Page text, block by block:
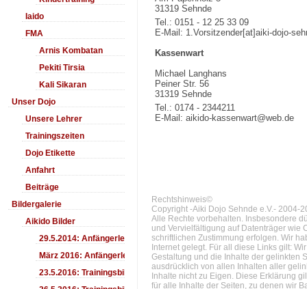
31319 Sehnde
Tel.: 0151 - 12 25 33 09
E-Mail: 1.Vorsitzender[at]aiki-dojo-
Kassenwart
Michael Langhans
Peiner Str. 56
31319 Sehnde
Tel.: 0174 - 2344211
E-Mail: aikido-kassenwart@web.de
Rechtshinweis©
Copyright -Aiki Dojo Sehnde e.V.- 2004-
Alle Rechte vorbehalten. Insbesondere
und Vervielfältigung auf Datenträger wie
schriftlichen Zustimmung erfolgen. Wir
Internet gelegt. Für all diese Links gilt:
Gestaltung und die Inhalte der gelinkten
ausdrücklich von allen Inhalten aller
Inhalte nicht zu Eigen. Diese Erklärung
für alle Inhalte der Seiten, zu denen wir
Iaido
FMA
Arnis Kombatan
Pekiti Tirsia
Kali Sikaran
Unser Dojo
Unsere Lehrer
Trainingszeiten
Dojo Etikette
Anfahrt
Beiträge
Bildergalerie
Aikido Bilder
29.5.2014: Anfängerlehrgang Aiki-Ken
März 2016: Anfängerlehrgang
23.5.2016: Trainingsbilder